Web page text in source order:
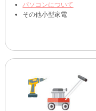
パソコンについて
その他小型家電